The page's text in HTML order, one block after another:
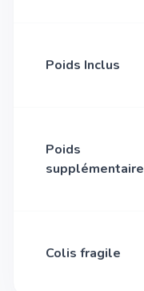
Poids Inclus
Poids
supplémentaire
Colis fragile